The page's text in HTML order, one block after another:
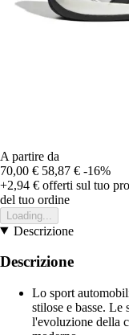
A partire da
70,00 € 58,87 € -16%
+2,94 € offerti sul tuo
del tuo ordine
Loading...
Descrizione
Descrizione
Lo sport
stilose e basse. Le
l'evoluzione della